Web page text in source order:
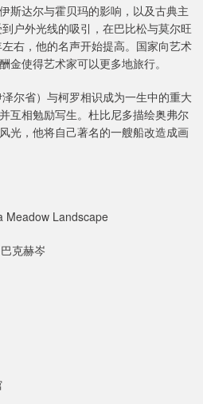
斯达尔与霍贝玛的影响，以及古典主
户外光线的吸引，在巴比松与莫尔旺
右，他的名声开始提高。国家向艺术
金使得艺术家可以更多地旅行。
尔省）与柯罗相识成为一生中的重大
互相勉励写生。杜比尼多描绘奥弗尔
光，他将自己著名的一艘船改造成画
Meadow Landscape
克赫岑